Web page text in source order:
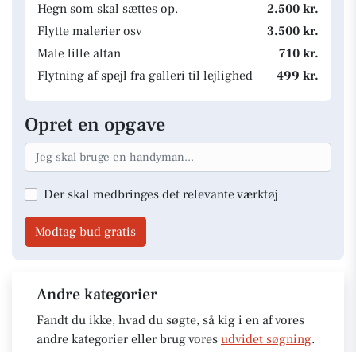
Hegn som skal sættes op.
2.500 kr.
Flytte malerier osv
3.500 kr.
Male lille altan
710 kr.
Flytning af spejl fra galleri til lejlighed
499 kr.
Opret en opgave
Der skal medbringes det relevante værktøj
Modtag bud gratis
Andre kategorier
Fandt du ikke, hvad du søgte, så kig i en af vores
andre kategorier eller brug vores udvidet søgning.